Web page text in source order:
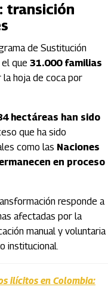
transición
de Sustitución
que 31.000 familias
la hoja de coca por
hectáreas han sido
que ha sido
como las Naciones
en proceso
responde a
afectadas por la
manual y voluntaria
institucional.
ilícitos en Colombia: